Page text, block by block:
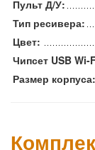
Пульт Д/У:
Тип ресивера:
Цвет:
Чипсет USB Wi-
Размер корпуса: